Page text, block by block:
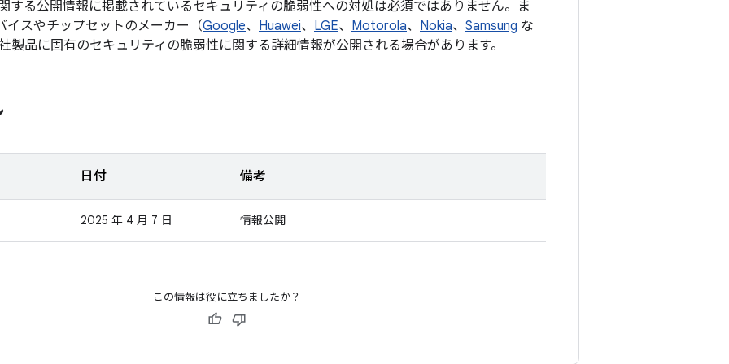
する公開情報に掲載されているセキュリティの脆弱性への対処は必須ではありません。ま
イスやチップセットのメーカー（Google、 Huawei、 LGE、 Motorola、 Nokia、 Samsung な
製品に固有のセキュリティの脆弱性に関する詳細情報が公開される場合があります。
日付 備考
2025 年 4 月 7 日 情報公開
この情報は役に立ちましたか？